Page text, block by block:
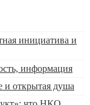
инициатива и
информация
и открытая душа